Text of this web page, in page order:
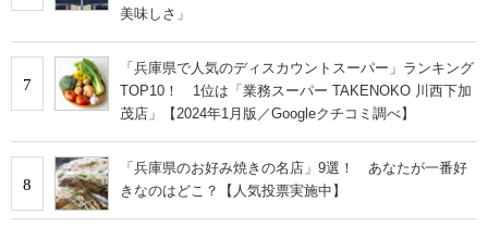
美味しさ」
7
「兵庫県で人気のディスカウントスーパー」ランキング
TOP10！ 1位は「業務スーパー TAKENOKO 川西下加
茂店」【2024年1月版／Googleクチコミ調べ】
8
「兵庫県のお好み焼きの名店」9選！ あなたが一番好
きなのはどこ？【人気投票実施中】